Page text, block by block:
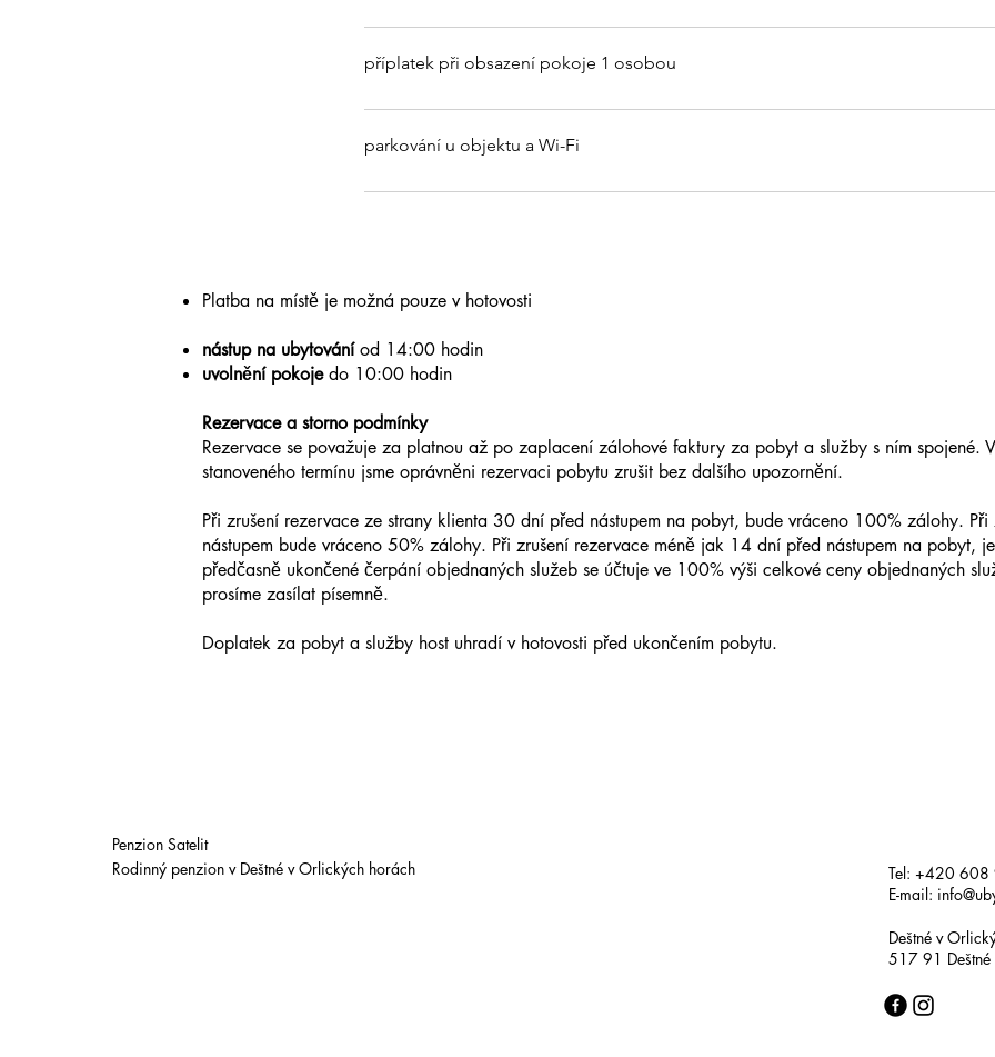
příplatek při obsazení pokoje 1 osobou
parkování u objektu a Wi-Fi
Platba na místě je možná pouze v hotovosti
nástup na ubytováníod 14:00 hodin
uvolnění pokojedo 10:00 hodin​​​
Rezervace a storno podmínky
Rezervace se považuje za platnou až po zaplacení zálohové faktury za pobyt a služby s ním spojené.
stanoveného termínu jsme oprávněni rezervaci pobytu zrušit bez dalšího upozornění.
Při zrušení rezervace ze strany klienta 30 dní před nástupem na pobyt, bude vráceno 100% zálohy.
nástupem bude vráceno 50% zálohy. Při zrušení rezervace méně jak 14 dní před nástupem na pobyt,
předčasně ukončené čerpání objednaných služeb se účtuje ve 100% výši celkové ceny objednaných
prosíme zasílat písemně.
Doplatek za pobyt a služby host uhradí v hotovosti před ukončením pobytu.
Penzion Satelit
Rodinný penzion v Deštné v Orlických horách
Tel: +420
E-mail:
Deštné v
517 91 Deštné